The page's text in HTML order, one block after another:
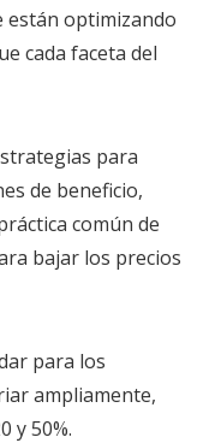
están optimizando
cada faceta del
para
de beneficio,
común de
bajar los precios
para los
ampliamente,
y 50%.